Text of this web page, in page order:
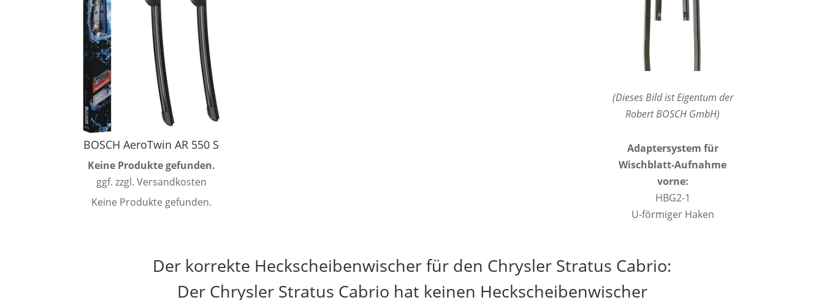
BOSCH AeroTwin AR 550 S
Keine Produkte gefunden.
ggf. zzgl. Versandkosten
Keine Produkte gefunden.
(Dieses Bild ist Eigentum der
Robert BOSCH GmbH)
Adaptersystem für
Wischblatt-Aufnahme
vorne:
HBG2-1
U-förmiger Haken
Der korrekte Heckscheibenwischer für den Chrysler Stratus Cabrio:
Der Chrysler Stratus Cabrio hat keinen Heckscheibenwischer